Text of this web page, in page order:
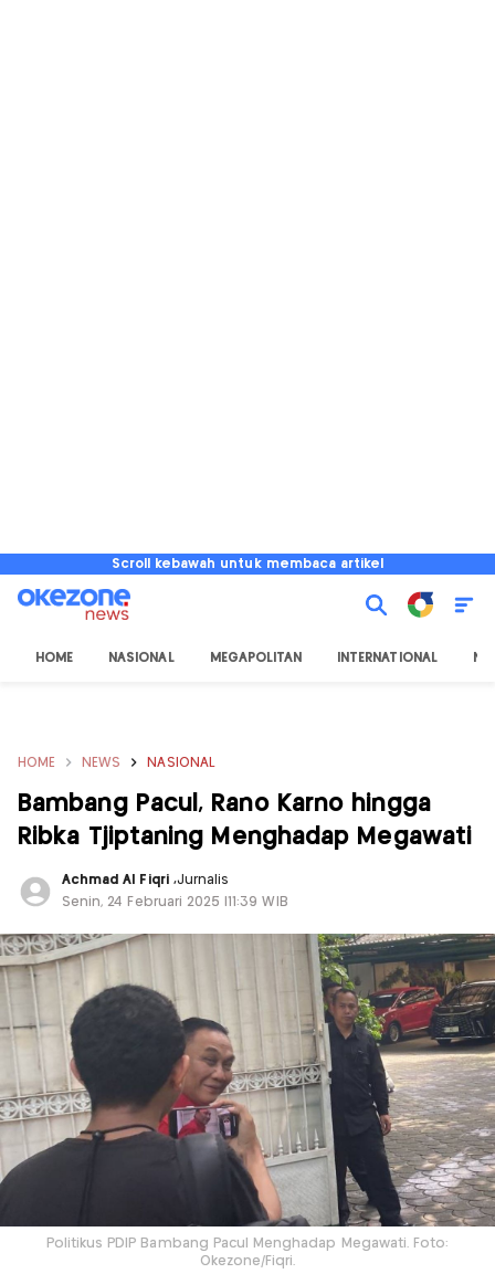
Scroll kebawah untuk membaca artikel
HOME NASIONAL MEGAPOLITAN INTERNATIONAL
HOME NEWS NASIONAL
Bambang Pacul, Rano Karno hingga
Ribka Tjiptaning Menghadap Megawati
Achmad Al Fiqri ,Jurnalis
Senin, 24 Februari 2025 |11:39 WIB
Politikus PDIP Bambang Pacul Menghadap Megawati. Foto:
Okezone/Fiqri.